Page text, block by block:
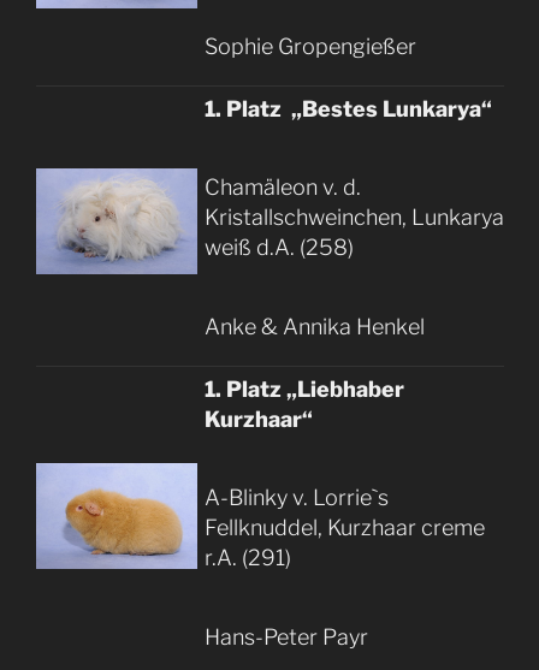
Sophie Gropengießer
1. Platz „Bestes Lunkarya“
Chamäleon v. d.
Kristallschweinchen, Lunkarya
weiß d.A. (258)
Anke & Annika Henkel
1. Platz „Liebhaber
Kurzhaar“
A-Blinky v. Lorrie`s
Fellknuddel, Kurzhaar creme
r.A. (291)
Hans-Peter Payr